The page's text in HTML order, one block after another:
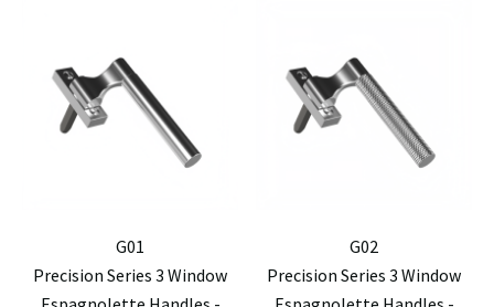
G01
Precision Series 3 Window
G02
Precision Series 3 Window